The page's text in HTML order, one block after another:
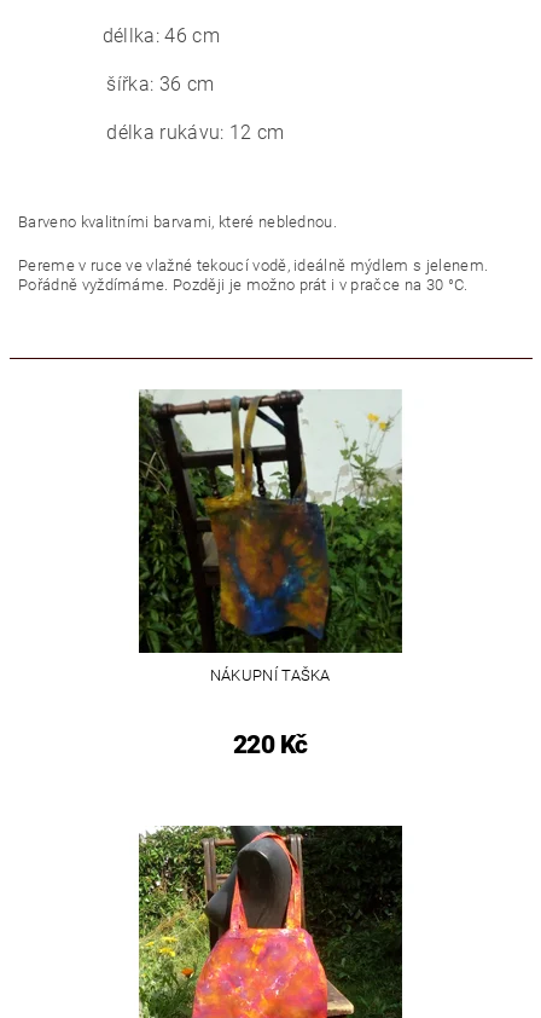
déllka: 46 cm
šířka: 36 cm
délka rukávu: 12 cm
Barveno kvalitními barvami, které neblednou.
Pereme v ruce ve vlažné tekoucí vodě, ideálně mýdlem s jelenem.
Pořádně vyždímáme. Později je možno prát i v pračce na 30 °C.
NÁKUPNÍ TAŠKA
220 Kč